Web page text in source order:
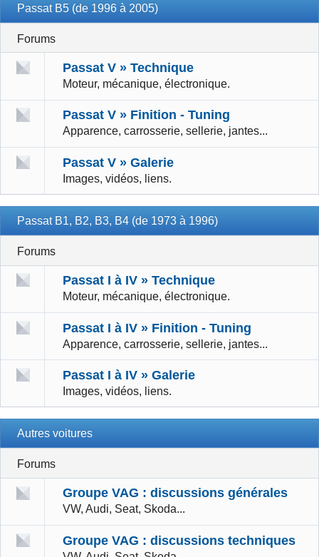
Passat B5 (de 1996 à 2005)
Forums
Passat V » Technique
Moteur, mécanique, électronique.
Passat V » Finition - Tuning
Apparence, carrosserie, sellerie, jantes...
Passat V » Galerie
Images, vidéos, liens.
Passat B1, B2, B3, B4 (de 1973 à 1996)
Forums
Passat I à IV » Technique
Moteur, mécanique, électronique.
Passat I à IV » Finition - Tuning
Apparence, carrosserie, sellerie, jantes...
Passat I à IV » Galerie
Images, vidéos, liens.
Autres voitures
Forums
Groupe VAG : discussions générales
VW, Audi, Seat, Skoda...
Groupe VAG : discussions techniques